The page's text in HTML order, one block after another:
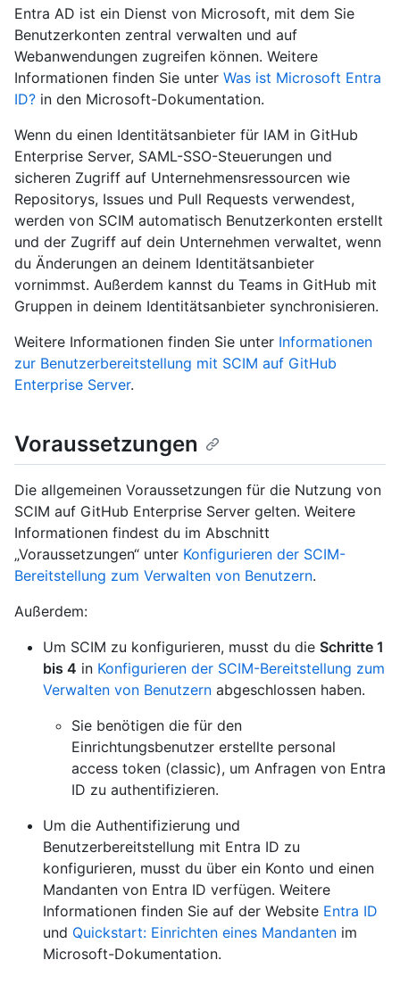
Entra AD ist ein Dienst von Microsoft, mit dem Sie
Benutzerkonten zentral verwalten und auf
Webanwendungen zugreifen können. Weitere
Informationen finden Sie unter Was ist Microsoft Entra
ID? in den Microsoft-Dokumentation.
Wenn du einen Identitätsanbieter für IAM in GitHub
Enterprise Server, SAML-SSO-Steuerungen und
sicheren Zugriff auf Unternehmensressourcen wie
Repositorys, Issues und Pull Requests verwendest,
werden von SCIM automatisch Benutzerkonten erstellt
und der Zugriff auf dein Unternehmen verwaltet, wenn
du Änderungen an deinem Identitätsanbieter
vornimmst. Außerdem kannst du Teams in GitHub mit
Gruppen in deinem Identitätsanbieter synchronisieren.
Weitere Informationen finden Sie unter Informationen
zur Benutzerbereitstellung mit SCIM auf GitHub
Enterprise Server.
Voraussetzungen
Die allgemeinen Voraussetzungen für die Nutzung von
SCIM auf GitHub Enterprise Server gelten. Weitere
Informationen findest du im Abschnitt
„Voraussetzungen“ unter Konfigurieren der SCIM-
Bereitstellung zum Verwalten von Benutzern.
Außerdem:
Um SCIM zu konfigurieren, musst du die Schritte 1
bis 4 in Konfigurieren der SCIM-Bereitstellung zum
Verwalten von Benutzern abgeschlossen haben.
Sie benötigen die für den
Einrichtungsbenutzer erstellte personal
access token (classic), um Anfragen von Entra
ID zu authentifizieren.
Um die Authentifizierung und
Benutzerbereitstellung mit Entra ID zu
konfigurieren, musst du über ein Konto und einen
Mandanten von Entra ID verfügen. Weitere
Informationen finden Sie auf der Website Entra ID
und Quickstart: Einrichten eines Mandanten im
Microsoft-Dokumentation.